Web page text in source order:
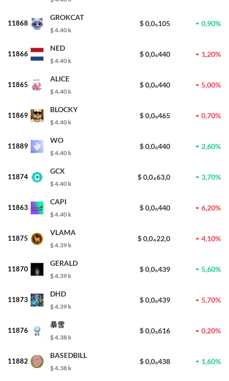
11868
GROKCAT
$ 4.40 k
$ 0,0₅105 0,90%
11866
NED
$ 4.40 k
$ 0,0₅440 1,20%
11865
ALICE
$ 4.40 k
$ 0,0₅440 5,00%
11869
BLOCKY
$ 4.40 k
$ 0,0₅465 0,70%
11889
WO
$ 4.40 k
$ 0,0₅440 2,60%
11874
GCX
$ 4.40 k
$ 0,0₄63,0 3,70%
11863
CAPI
$ 4.40 k
$ 0,0₅440 6,20%
11875
VLAMA
$ 4.39 k
$ 0,0₄22,0 4,10%
11870
GERALD
$ 4.39 k
$ 0,0₅439 5,60%
11873
DHD
$ 4.39 k
$ 0,0₅439 5,70%
11876
暴雪
$ 4.38 k
$ 0,0₅616 0,20%
11882
BASEDBILL
$ 4.38 k
$ 0,0₅438 1,60%